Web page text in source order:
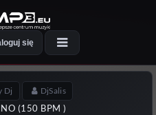
się
Dj DjSalis
(150 BPM )